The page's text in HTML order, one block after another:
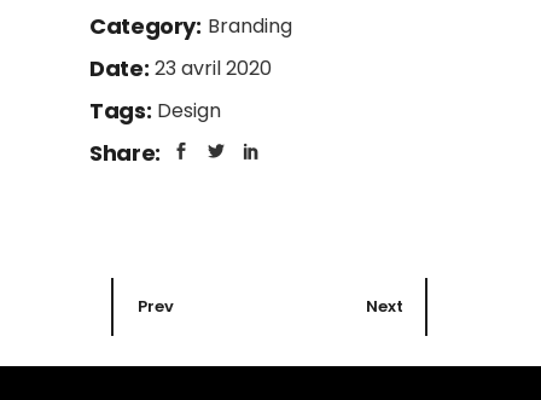
Category: Branding
Date: 23 avril 2020
Tags: Design
Share:
Prev Next